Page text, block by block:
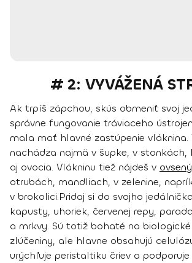
# 2: VYVÁŽENÁ
Ak trpíš zápchou, skús obmeniť svoj
správne fungovanie tráviaceho
mala mať hlavné zastúpenie vláknina.
nachádza najmä v šupke, v
aj ovocia. Vlákninu tiež nájdeš v
otrubách, mandliach, v zelenine,
v brokolici.Pridaj si do svojho jedálnička
kapusty, uhoriek, červenej repy,
a mrkvy. Sú totiž bohaté na
zlúčeniny, ale hlavne obsahujú
urýchľuje peristaltiku čriev a podporuje